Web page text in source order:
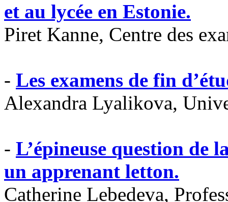
et au lycée en Estonie.
Piret Kanne, Centre des
- Les examens de fin
Alexandra Lyalikova,
- L’épineuse question de
un apprenant letton.
Catherine Lebedeva,